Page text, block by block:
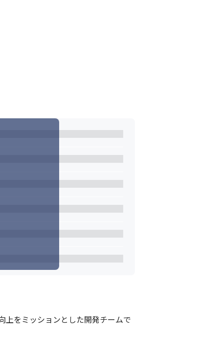
含め情報交換を行っています。
上をミッションとした開発チームで